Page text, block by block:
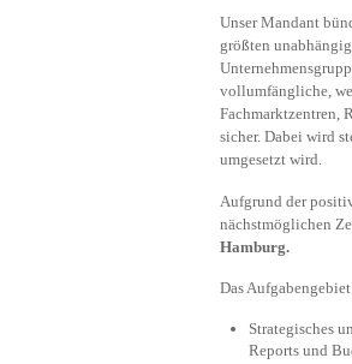
Unser Mandant
größten
vollumfängliche,
Fachmarktzentren,
sicher. Dabei wird
umgesetzt wird.
Aufgrund der
nächstmöglichen
Hamburg.
Das Aufgabengebiet
Strategisches
Reports und